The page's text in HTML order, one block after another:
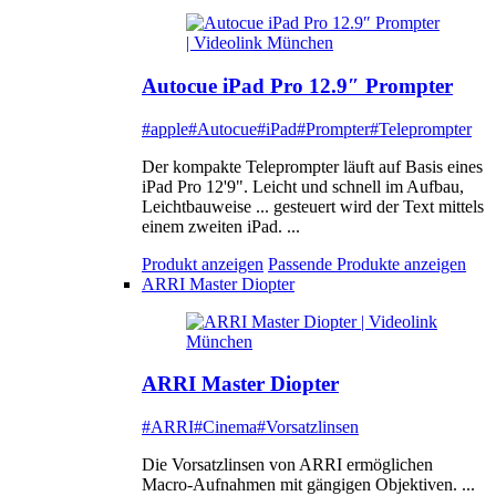
Autocue iPad Pro 12.9″ Prompter
#apple#Autocue#iPad#Prompter#Teleprompter
Der kompakte Teleprompter läuft auf Basis eines
iPad Pro 12'9". Leicht und schnell im Aufbau,
Leichtbauweise ... gesteuert wird der Text mittels
einem zweiten iPad. ...
Produkt anzeigen Passende Produkte anzeigen
ARRI Master Diopter
ARRI Master Diopter
#ARRI#Cinema#Vorsatzlinsen
Die Vorsatzlinsen von ARRI ermöglichen
Macro-Aufnahmen mit gängigen Objektiven. ...